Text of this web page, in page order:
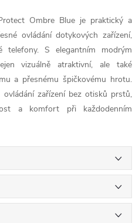
Ombre Blue je praktický a
ovládání dotykových zařízení,
S elegantním modrým
vizuálně atraktivní, ale také
a přesnému špičkovému hrotu.
zařízení bez otisků prstů,
a komfort při každodenním